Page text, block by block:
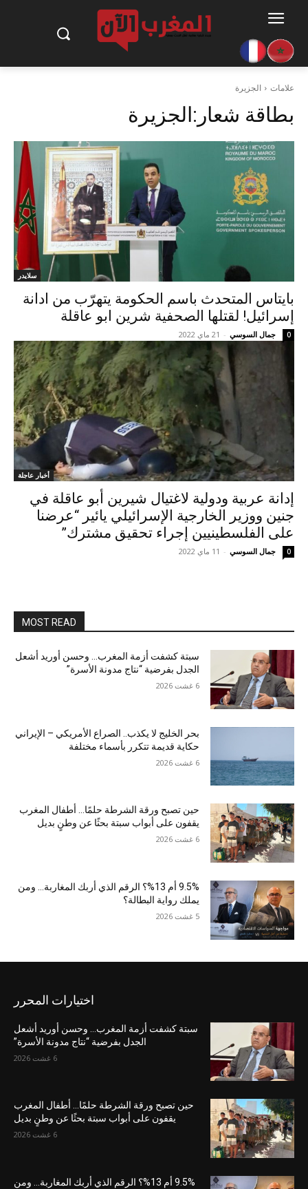
علامات الجزيرة
بطاقة شعار:الجزيرة
سلايدر
بايتاس المتحدث باسم الحكومة يتهرّب من ادانة
إسرائيل! لقتلها الصحفية شرين ابو عاقلة
جمال السوسي - 21 ماي 2022 0
أخبار عاجلة
إدانة عربية ودولية لاغتيال شيرين أبو عاقلة في
جنين ووزير الخارجية الإسرائيلي يائير “عرضنا
على الفلسطينيين إجراء تحقيق مشترك”
جمال السوسي - 11 ماي 2022 0
MOST READ
سبتة كشفت أزمة المغرب… وحسن أوريد أشعل
الجدل بفرضية “نتاج مدونة الأسرة”
6 غشت 2026
بحر الخليج لا يكذب.. الصراع الأمريكي – الإيراني
حكاية قديمة تتكرر بأسماء مختلفة
6 غشت 2026
حين تصبح ورقة الشرطة حلمًا… أطفال المغرب
يقفون على أبواب سبتة بحثًا عن وطنٍ بديل
6 غشت 2026
9.5% أم 13%؟ الرقم الذي أربك المغاربة… ومن
يملك رواية البطالة؟
5 غشت 2026
اختيارات المحرر
سبتة كشفت أزمة المغرب… وحسن أوريد أشعل
الجدل بفرضية “نتاج مدونة الأسرة”
6 غشت 2026
حين تصبح ورقة الشرطة حلمًا… أطفال المغرب
يقفون على أبواب سبتة بحثًا عن وطنٍ بديل
6 غشت 2026
9.5% أم 13%؟ الرقم الذي أربك المغاربة… ومن